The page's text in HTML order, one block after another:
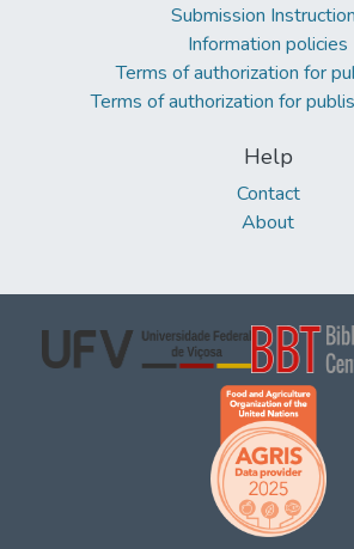
Submission
Information policies
Terms of authorization for
Terms of authorization for
Help
Contact
About